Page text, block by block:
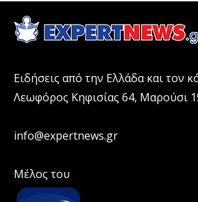
Ειδήσεις από την Ελλάδα και τον
Λεωφόρος Κηφισίας 64, Μαρούσι
info@expertnews.gr
Μέλος του